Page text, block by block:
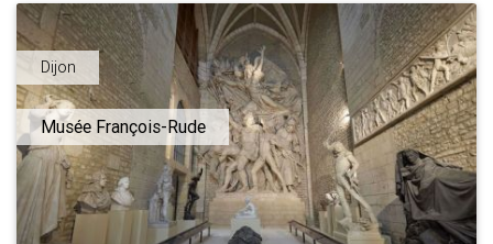
Dijon
Musée François-Rude